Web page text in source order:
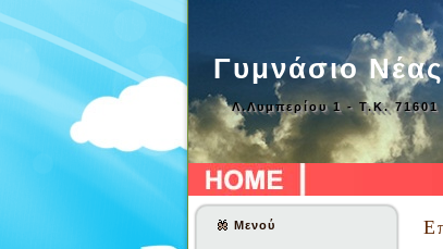
Γυμνάσιο
Λ.Λυμπερίου 1 - Τ.Κ.
Μενού